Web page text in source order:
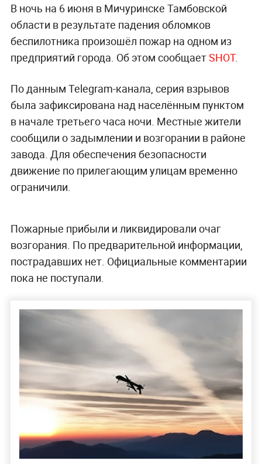
В ночь на 6 июня в Мичуринске Тамбовской
области в результате падения обломков
беспилотника произошёл пожар на одном из
предприятий города. Об этом сообщаетSHOT.
По данным Telegram-канала, серия взрывов
была зафиксирована над населённым пунктом
в начале третьего часа ночи. Местные жители
сообщили о задымлении и возгорании в районе
завода. Для обеспечения безопасности
движение по прилегающим улицам временно
ограничили.
Пожарные прибыли и ликвидировали очаг
возгорания. По предварительной информации,
пострадавших нет. Официальные комментарии
пока не поступали.